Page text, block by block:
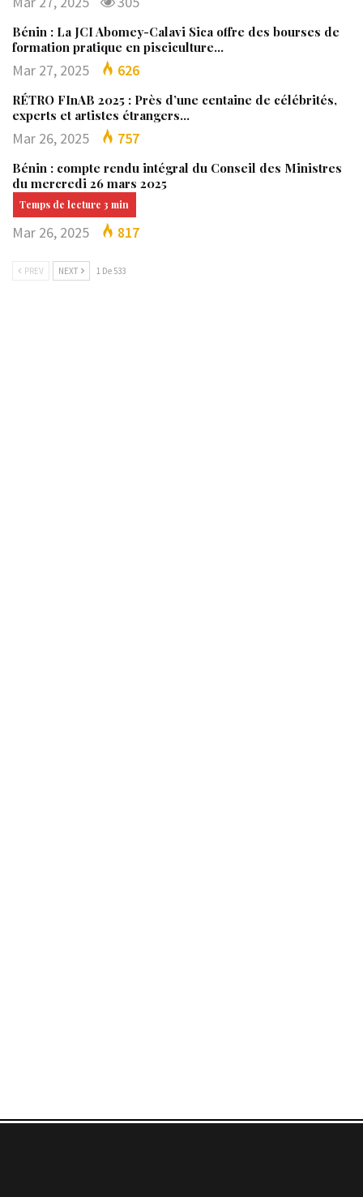
Bénin : La JCI Abomey-Calavi Sica offre des bourses de
formation pratique en pisciculture…
Mar 27, 2025 626
RÉTRO FInAB 2025 : Près d’une centaine de célébrités,
experts et artistes étrangers…
Mar 26, 2025 757
Bénin : compte rendu intégral du Conseil des Ministres
du mercredi 26 mars 2025
Mar 26, 2025 817
PREV NEXT 1 De 533